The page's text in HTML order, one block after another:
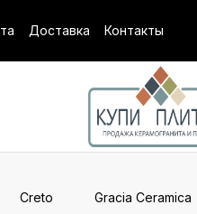
Доставка Контакты
Creto Gracia Ceramica